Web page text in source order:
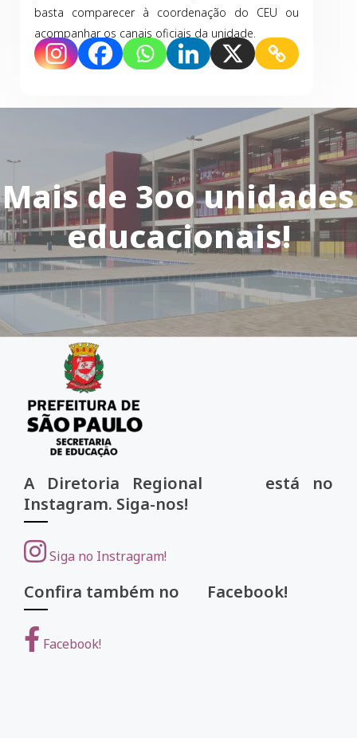
basta comparecer à coordenação do CEU ou
acompanhar os canais oficiais da unidade.
Mais de 3oo unidades
educacionais!
A Diretoria Regional está no
Instagram. Siga-nos!
Siga no Instragram!
Confira também no Facebook!
Facebook!